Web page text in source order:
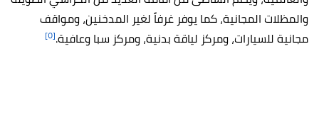
والمظلات المجانية، كما يوفر غرفاً لغير المدخنين، ومواقف
مجانية للسيارات، ومركز لياقة بدنية، ومركز سبا وعافية.[٥]